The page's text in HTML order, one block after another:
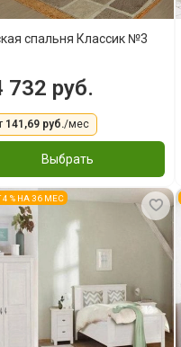
спальня Классик №3
руб.
141,69 руб./мес
Выбрать
4 % НА 36 МЕС